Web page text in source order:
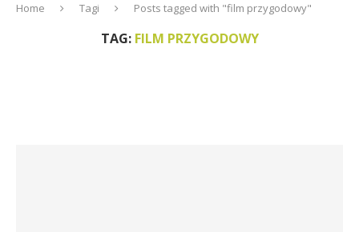
Home Tagi Posts tagged with "film przygodowy"
TAG: FILM PRZYGODOWY